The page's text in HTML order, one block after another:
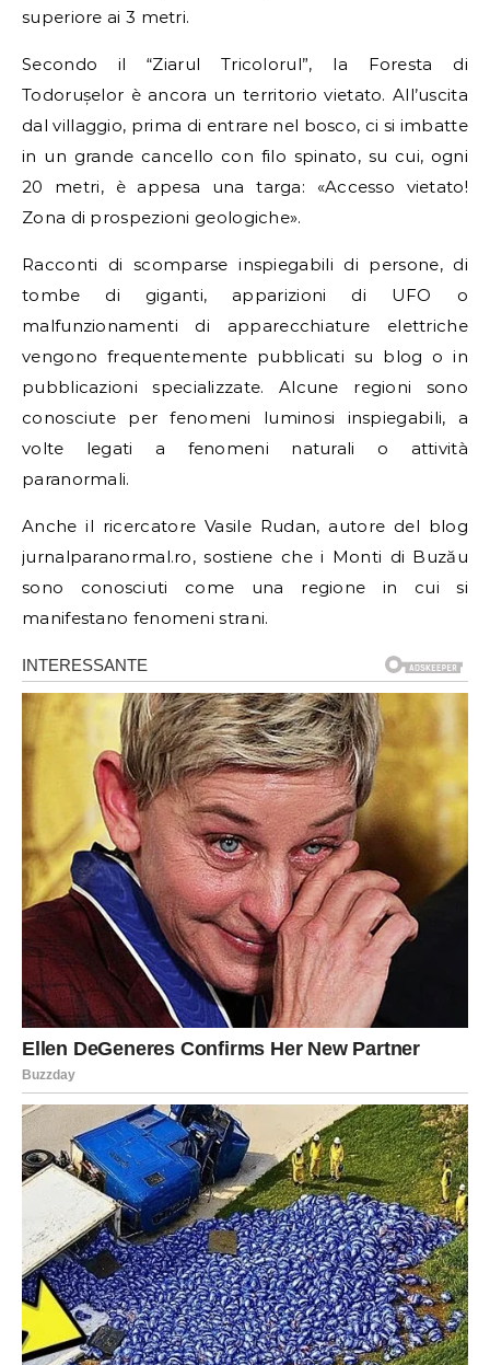
superiore ai 3 metri.
Secondo il “Ziarul Tricolorul”, la Foresta di
Todorușelor è ancora un territorio vietato. All’uscita
dal villaggio, prima di entrare nel bosco, ci si imbatte
in un grande cancello con filo spinato, su cui, ogni
20 metri, è appesa una targa: «Accesso vietato!
Zona di prospezioni geologiche».
Racconti di scomparse inspiegabili di persone, di
tombe di giganti, apparizioni di UFO o
malfunzionamenti di apparecchiature elettriche
vengono frequentemente pubblicati su blog o in
pubblicazioni specializzate. Alcune regioni sono
conosciute per fenomeni luminosi inspiegabili, a
volte legati a fenomeni naturali o attività
paranormali.
Anche il ricercatore Vasile Rudan, autore del blog
jurnalparanormal.ro, sostiene che i Monti di Buzău
sono conosciuti come una regione in cui si
manifestano fenomeni strani.